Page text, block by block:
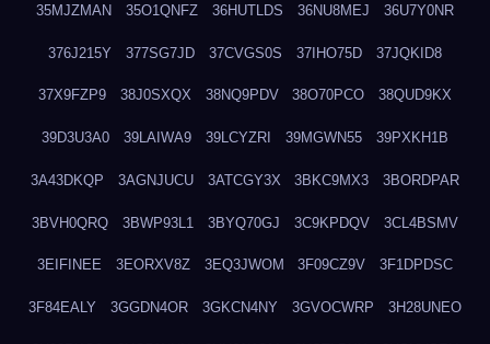
35MJZMAN 35O1QNFZ 36HUTLDS 36NU8MEJ 36U7Y0NR
376J215Y 377SG7JD 37CVGS0S 37IHO75D 37JQKID8
37X9FZP9 38J0SXQX 38NQ9PDV 38O70PCO 38QUD9KX
39D3U3A0 39LAIWA9 39LCYZRI 39MGWN55 39PXKH1B
3A43DKQP 3AGNJUCU 3ATCGY3X 3BKC9MX3 3BORDPAR
3BVH0QRQ 3BWP93L1 3BYQ70GJ 3C9KPDQV 3CL4BSMV
3EIFINEE 3EORXV8Z 3EQ3JWOM 3F09CZ9V 3F1DPDSC
3F84EALY 3GGDN4OR 3GKCN4NY 3GVOCWRP 3H28UNEO